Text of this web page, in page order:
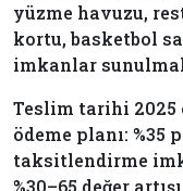
yüzme havuzu,
kortu, basketbol
imkanlar
Teslim tarihi 2025
ödeme planı:
taksitlendirme
%30–65 değer